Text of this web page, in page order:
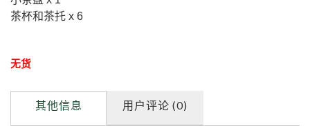
茶杯和茶托 x 6
无货
其他信息 用户评论 (0)